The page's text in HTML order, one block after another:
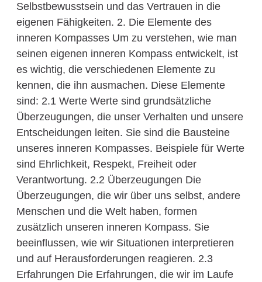
Selbstbewusstsein und das Vertrauen in die
eigenen Fähigkeiten. 2. Die Elemente des
inneren Kompasses Um zu verstehen, wie man
seinen eigenen inneren Kompass entwickelt, ist
es wichtig, die verschiedenen Elemente zu
kennen, die ihn ausmachen. Diese Elemente
sind: 2.1 Werte Werte sind grundsätzliche
Überzeugungen, die unser Verhalten und unsere
Entscheidungen leiten. Sie sind die Bausteine
unseres inneren Kompasses. Beispiele für Werte
sind Ehrlichkeit, Respekt, Freiheit oder
Verantwortung. 2.2 Überzeugungen Die
Überzeugungen, die wir über uns selbst, andere
Menschen und die Welt haben, formen
zusätzlich unseren inneren Kompass. Sie
beeinflussen, wie wir Situationen interpretieren
und auf Herausforderungen reagieren. 2.3
Erfahrungen Die Erfahrungen, die wir im Laufe